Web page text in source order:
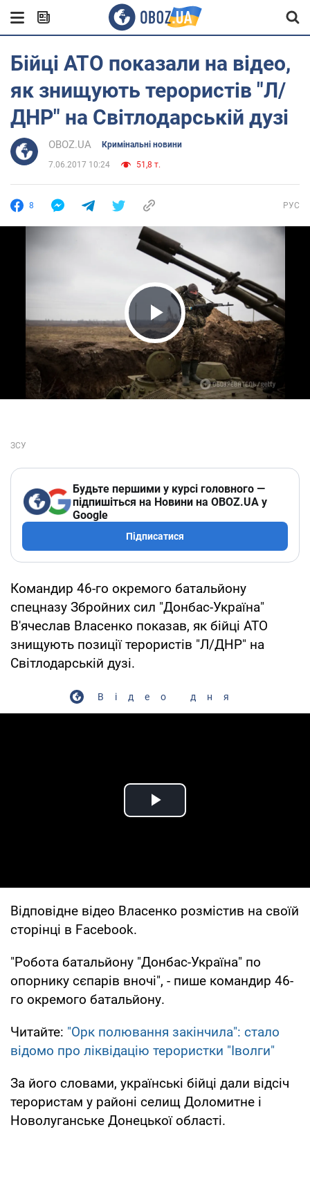
Бійці АТО показали на відео,
як знищують терористів "Л/
ДНР" на Світлодарській дузі
OBOZ.UA Кримінальні новини
7.06.2017 10:24 51,8 т.
8 РУС
Play Video
Будьте першими у курсі головного —
підпишіться на Новини на OBOZ.UA у
Google
Підписатися
Командир 46-го окремого батальйону
спецназу Збройних сил "Донбас-Україна"
В'ячеслав Власенко показав, як бійці АТО
знищують позиції терористів "Л/ДНР" на
Світлодарській дузі.
Відео дня
Play Video
Відповідне відео Власенко розмістив на своїй
сторінці в Facebook.
"Робота батальйону "Донбас-Україна" по
опорнику сєпарів вночі", - пише командир 46-
го окремого батальйону.
Читайте: "Орк полювання закінчила": стало
відомо про ліквідацію терористки "Іволги"
За його словами, українські бійці дали відсіч
терористам у районі селищ Доломитне і
Новолуганське Донецької області.